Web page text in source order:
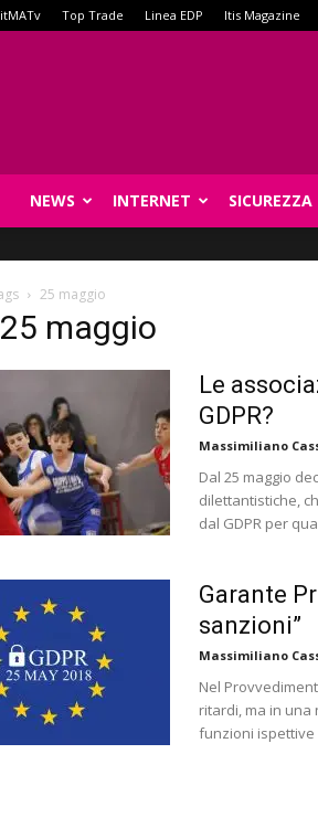
Top Trade Linea EDP Itis Magazine
NEWS INTERNET SICUREZZA
25 maggio
maggio
Le
GDPR?
Massimiliano
Dal 25 maggio
dilettantistiche,
dal GDPR per
Garante
sanzioni”
Massimiliano
Nel
ritardi, ma in
funzioni